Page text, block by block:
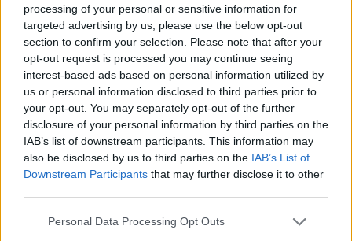
processing of your personal or sensitive information for
targeted advertising by us, please use the below opt-out
section to confirm your selection. Please note that after your
opt-out request is processed you may continue seeing
interest-based ads based on personal information utilized by
us or personal information disclosed to third parties prior to
your opt-out. You may separately opt-out of the further
disclosure of your personal information by third parties on the
IAB’s list of downstream participants. This information may
also be disclosed by us to third parties on the IAB’s List of
Downstream Participants that may further disclose it to other
Personal Data Processing Opt Outs
simplemente hazclic aquí .
Todas las versiones antiguas distribuidas en nuestro
sitio web son completamente libres de virus y están
disponibles para su descarga sin costo alguno.
Nos encantaría saber de ti
Si tienes alguna pregunta o idea que desees compartir